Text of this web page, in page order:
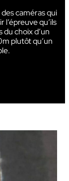
caméras qui
qu’ils
choix d’un
plutôt qu’un